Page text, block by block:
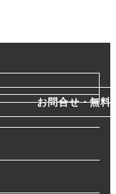
お問合せ・無料